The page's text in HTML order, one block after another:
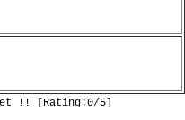
!! [Rating:0/5]